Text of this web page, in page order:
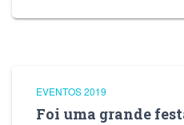
EVENTOS 2019
Foi uma grande